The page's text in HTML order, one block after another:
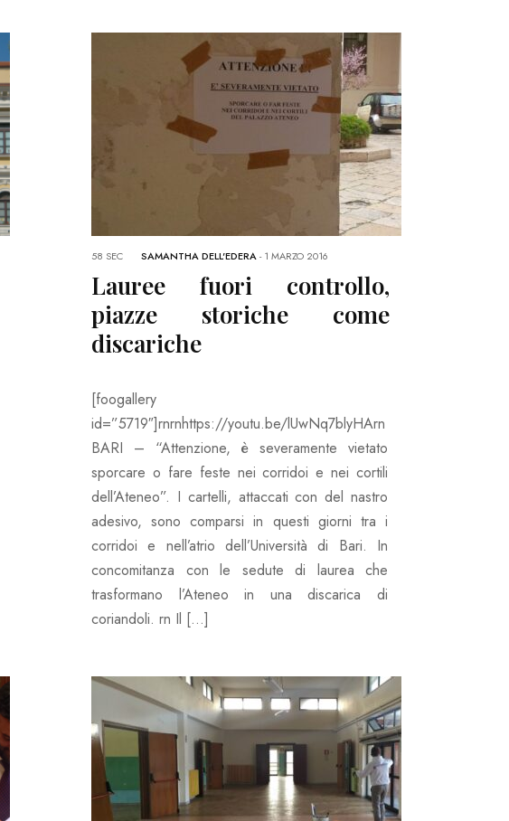
SAMANTHA DELL'EDERA-1 MARZO 2016
58 SEC
Lauree fuori controllo,
piazze storiche come
discariche
[foogallery
id=”5719″]rnrnhttps://youtu.be/lUwNq7blyHArn
BARI – “Attenzione, è severamente vietato
sporcare o fare feste nei corridoi e nei cortili
dell’Ateneo”. I cartelli, attaccati con del nastro
adesivo, sono comparsi in questi giorni tra i
corridoi e nell’atrio dell’Università di Bari. In
concomitanza con le sedute di laurea che
trasformano l’Ateneo in una discarica di
coriandoli. rn Il […]